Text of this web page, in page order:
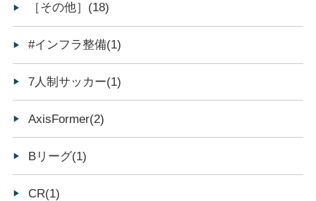
［その他］(18)
#インフラ整備(1)
7人制サッカー(1)
AxisFormer(2)
Bリーグ(1)
CR(1)